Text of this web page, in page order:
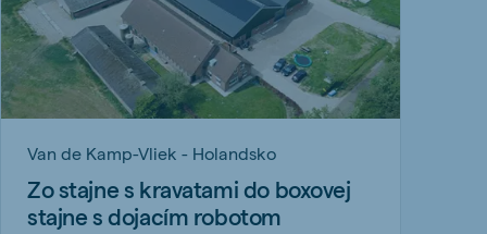
Van de Kamp-Vliek - Holandsko
Zo stajne s kravatami do boxovej
stajne s dojacím robotom